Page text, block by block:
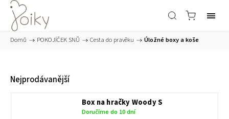
Domů / POKOJÍČEK SNŮ / Cesta do pravěku / Úložné boxy a koše
Nejprodávanější
Box na hračky Woody S
Doručíme do 10 dní